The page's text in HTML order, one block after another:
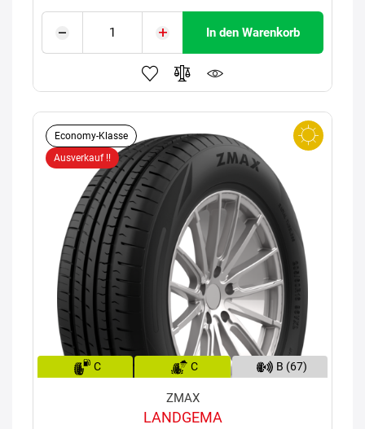
In den Warenkorb
Economy-Klasse
Ausverkauf !!
C C B (67)
ZMAX
LANDGEMA